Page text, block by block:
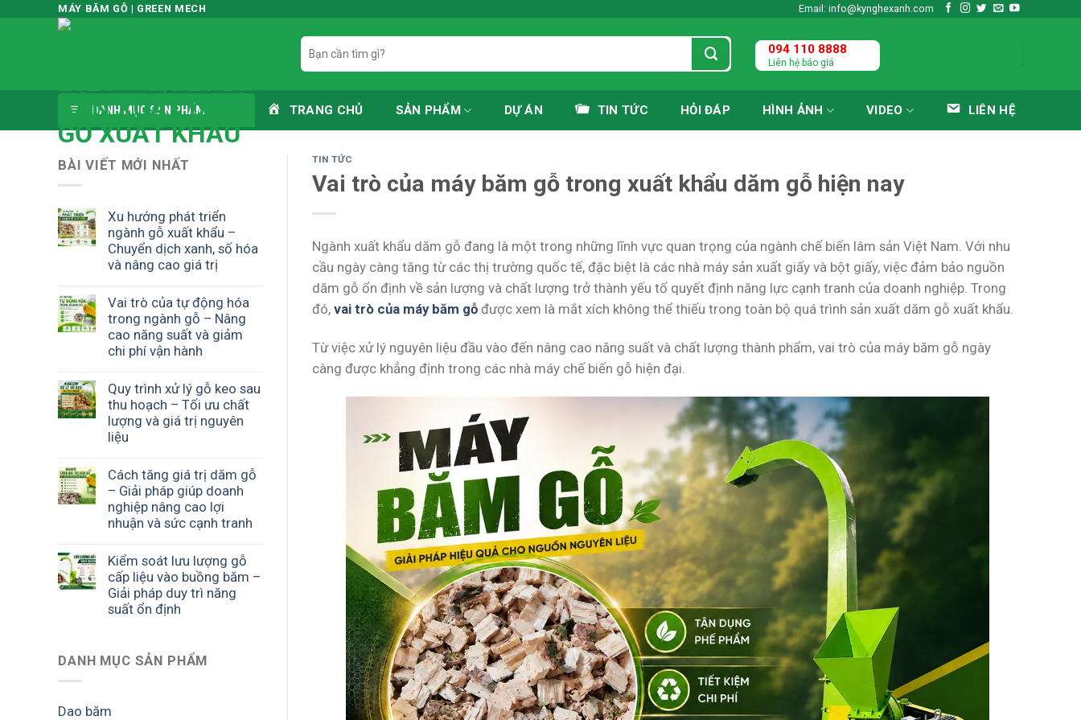
MÁY BĂM GỖ | GREEN MECH Email: info@kynghexanh.com
Tìm
kiếm:
094 110 8888
Liên hệ báo giá
DANH MỤC SẢN PHẨM TRANG CHỦ SẢN PHẨM DỰ ÁN TIN TỨC HỎI ĐÁP HÌNH ẢNH VIDEO LIÊN HỆ
BÀI VIẾT MỚI NHẤT
Xu hướng phát triển
ngành gỗ xuất khẩu –
Chuyển dịch xanh, số hóa
và nâng cao giá trị
Vai trò của tự động hóa
trong ngành gỗ – Nâng
cao năng suất và giảm
chi phí vận hành
Quy trình xử lý gỗ keo sau
thu hoạch – Tối ưu chất
lượng và giá trị nguyên
liệu
Cách tăng giá trị dăm gỗ
– Giải pháp giúp doanh
nghiệp nâng cao lợi
nhuận và sức cạnh tranh
Kiểm soát lưu lượng gỗ
cấp liệu vào buồng băm –
Giải pháp duy trì năng
suất ổn định
DANH MỤC SẢN PHẨM
Dao băm
TIN TỨC
Vai trò của máy băm gỗ trong xuất khẩu dăm gỗ hiện nay
Ngành xuất khẩu dăm gỗ đang là một trong những lĩnh vực quan trọng của ngành chế biến lâm sản Việt Nam. Với nhu
cầu ngày càng tăng từ các thị trường quốc tế, đặc biệt là các nhà máy sản xuất giấy và bột giấy, việc đảm bảo nguồn
dăm gỗ ổn định về sản lượng và chất lượng trở thành yếu tố quyết định năng lực cạnh tranh của doanh nghiệp. Trong
đó, vai trò của máy băm gỗ được xem là mắt xích không thể thiếu trong toàn bộ quá trình sản xuất dăm gỗ xuất khẩu.
Từ việc xử lý nguyên liệu đầu vào đến nâng cao năng suất và chất lượng thành phẩm, vai trò của máy băm gỗ ngày
càng được khẳng định trong các nhà máy chế biến gỗ hiện đại.